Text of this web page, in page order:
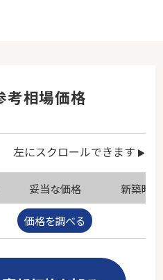
考相場価格
左にスクロールできます
妥当な価格 新築時
価格を調べる